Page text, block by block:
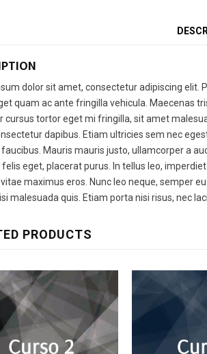
dolor sit amet, consectetur adipiscing
quam ac ante fringilla vehicula. Maecenas
cursus tortor eget mi fringilla, sit amet
dapibus. Etiam ultricies sem nec
Mauris mauris justo, ullamcorper a
felis eget, placerat purus. In tellus leo,
maximus eros. Nunc leo neque, semper
malesuada quis. Etiam porta nisi risus, nec
PRODUCTS